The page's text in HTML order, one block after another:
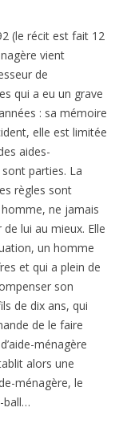
(le récit est fait 12
vient
de
qui a eu un grave
: sa mémoire
elle est limitée
aides-
parties. La
règles sont
ne jamais
lui au mieux. Elle
un homme
et qui a plein de
son
de dix ans, qui
de le faire
ménagère
alors une
ménagère, le
ball…